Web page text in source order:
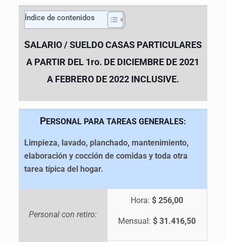
Índice de contenidos
SALARIO / SUELDO CASAS PARTICULARES
A PARTIR DEL 1ro. DE DICIEMBRE DE2021
A FEBRERO DE 2022 INCLUSIVE.
PERSONAL PARA TAREAS GENERALES:
Limpieza, lavado, planchado, mantenimiento,
elaboración y cocción de comidas y toda otra
tarea típica del hogar.
Personal con retiro:
Hora:$ 256,00
Mensual:$ 31.416,50